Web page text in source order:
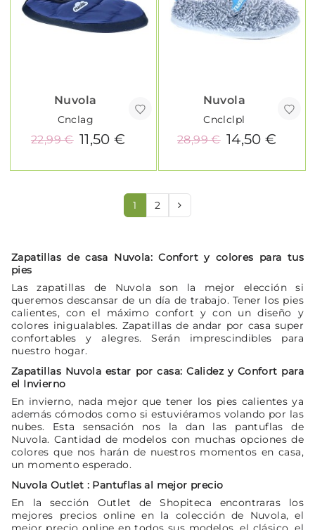
Nuvola
Cnclag
11,50 €
22,99 €
Nuvola
Cnclclpl
14,50 €
28,99 €
1 2
Zapatillas de casa Nuvola: Confort y colores para tus
pies
Las zapatillas de Nuvola son la mejor elección si
queremos descansar de un día de trabajo. Tener los pies
calientes, con el máximo confort y con un diseño y
colores inigualables. Zapatillas de andar por casa super
confortables y alegres. Serán imprescindibles para
nuestro hogar.
Zapatillas Nuvola estar por casa: Calidez y Confort para
el Invierno
En invierno, nada mejor que tener los pies calientes ya
además cómodos como si estuviéramos volando por las
nubes. Esta sensación nos la dan las pantuflas de
Nuvola. Cantidad de modelos con muchas opciones de
colores que nos harán de nuestros momentos en casa,
un momento esperado.
Nuvola Outlet : Pantuflas al mejor precio
En la sección Outlet de Shopiteca encontraras los
mejores precios online en la colección de Nuvola, el